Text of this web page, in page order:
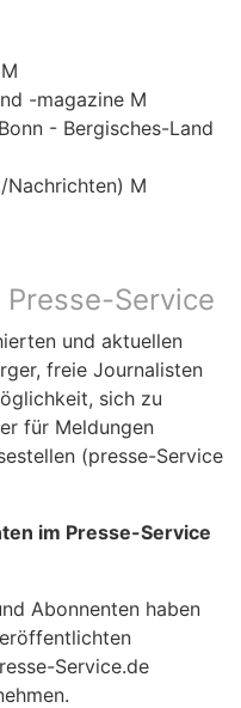
-magazine M
- Bergisches-Land
Nachrichten) M
Service
und aktuellen
freie Journalisten
sich zu
für Meldungen
(presse-Service
im Presse-Service
Abonnenten haben
Service.de